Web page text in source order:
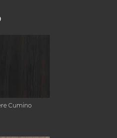
Cumino